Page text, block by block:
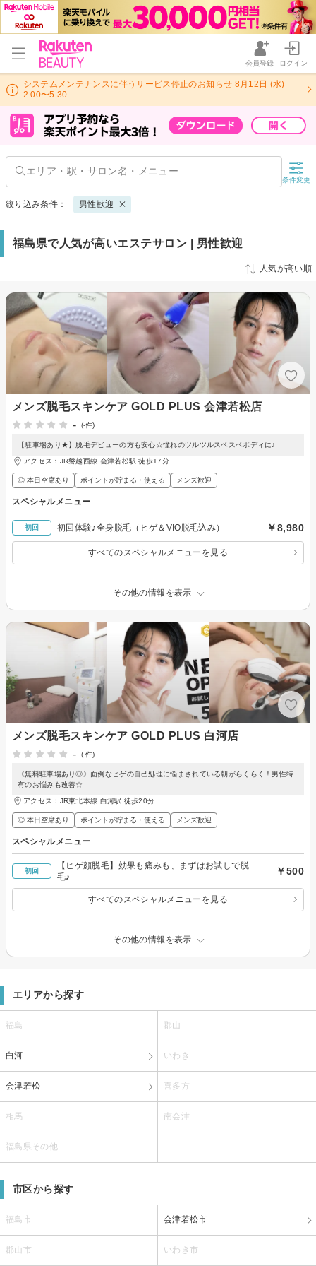
会員登録 ログイン
システムメンテナンスに伴うサービス停止のお知らせ 8月12日 (水)
2:00〜5:30
条件変更
絞り込み条件： 男性歓迎
福島県で人気が高いエステサロン | 男性歓迎
人気が高い順
メンズ脱毛スキンケア GOLD PLUS 会津若松店
-
(-件)
【駐車場あり★】脱毛デビューの方も安心☆憧れのツルツルスベスベボディに♪
アクセス：JR磐越西線 会津若松駅 徒歩17分
◎ 本日空席あり ポイントが貯まる・使える メンズ歓迎
スペシャルメニュー
初回 初回体験♪全身脱毛（ヒゲ＆VIO脱毛込み） ￥8,980
すべてのスペシャルメニューを見る
その他の情報を表示
メンズ脱毛スキンケア GOLD PLUS 白河店
-
(-件)
《無料駐車場あり◎》面倒なヒゲの自己処理に悩まされている朝がらくらく！男性特
有のお悩みも改善☆
アクセス：JR東北本線 白河駅 徒歩20分
◎ 本日空席あり ポイントが貯まる・使える メンズ歓迎
スペシャルメニュー
初回
【ヒゲ顔脱毛】効果も痛みも、まずはお試しで脱
毛♪
￥500
すべてのスペシャルメニューを見る
その他の情報を表示
エリアから探す
福島 郡山
白河 いわき
会津若松 喜多方
相馬 南会津
福島県その他
市区から探す
福島市 会津若松市
郡山市 いわき市